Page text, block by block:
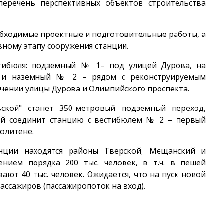
перспективных объектов строительства
проектные и подготовительные работы, а
этапу сооружения станции.
подземный № 1– под улицей Дурова, на
и наземный № 2 – рядом с реконструируемым
улицы Дурова и Олимпийского проспекта.
станет 350-метровый подземный переход,
соединит станцию с вестибюлем № 2 – первый
находятся районы Тверской, Мещанский и
порядка 200 тыс. человек, в т.ч. в пешей
40 тыс. человек. Ожидается, что на пуск новой
(пассажиропоток на вход).